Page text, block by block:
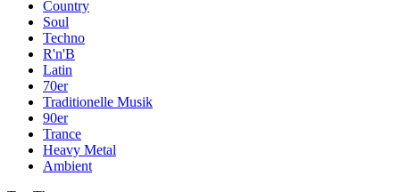
Country
Soul
Techno
R'n'B
Latin
70er
Traditionelle Musik
90er
Trance
Heavy Metal
Ambient